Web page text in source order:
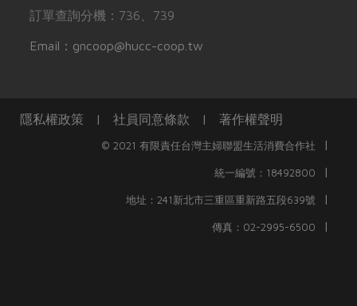
訂單查詢分機：736、739
Email：gncoop@hucc-coop.tw
隱私權政策 | 社員同意條款 | 著作權聲明
© 2021 有限責任台灣主婦聯盟生活消費合作社 |
統一編號：18492800 |
地址：241新北市三重區重新路五段639號 |
傳真：02-2995-6500 |